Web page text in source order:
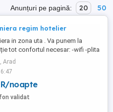
Anunțuri pe pagină: 20 50
regim hotelier
in zona uta . Va punem la
tot confortul necesar: -wifi -plita
-mașina de spălat -micounde -
-prosoape curate +
produse de igiena De asemenea
foarte aproape mijloace
in comun, magazine, fast
Arad
noapte
validat